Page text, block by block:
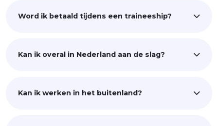
Word ik betaald tijdens een traineeship?
Kan ik overal in Nederland aan de slag?
Kan ik werken in het buitenland?